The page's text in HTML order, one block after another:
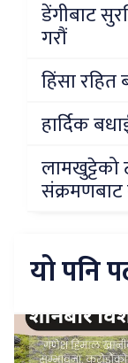
डेंगीबाट
गरौं
हिंसा
हार्दिक
लामखुट्टेको
संक्रमणबाट
यो पनि